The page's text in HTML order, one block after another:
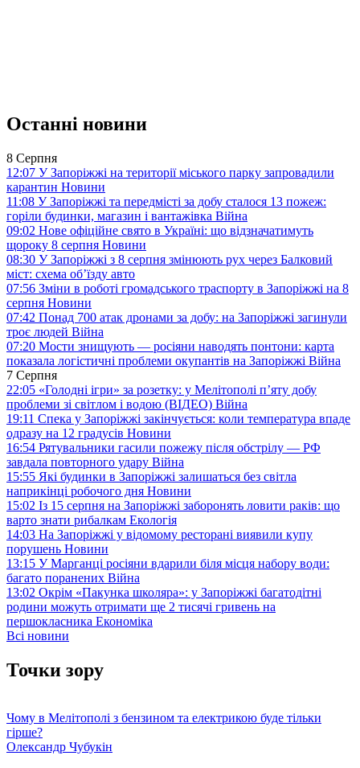
Останні новини
8 Серпня
12:07 У Запоріжжі на території міського парку запровадили
карантин Новини
11:08 У Запоріжжі та передмісті за добу сталося 13 пожеж:
горіли будинки, магазин і вантажівка Війна
09:02 Нове офіційне свято в Україні: що відзначатимуть
щороку 8 серпня Новини
08:30 У Запоріжжі з 8 серпня змінюють рух через Балковий
міст: схема об’їзду авто
07:56 Зміни в роботі громадського траспорту в Запоріжжі на 8
серпня Новини
07:42 Понад 700 атак дронами за добу: на Запоріжжі загинули
троє людей Війна
07:20 Мости знищують — росіяни наводять понтони: карта
показала логістичні проблеми окупантів на Запоріжжі Війна
7 Серпня
22:05 «Голодні ігри» за розетку: у Мелітополі п’яту добу
проблеми зі світлом і водою (ВІДЕО) Війна
19:11 Спека у Запоріжжі закінчується: коли температура впаде
одразу на 12 градусів Новини
16:54 Рятувальники гасили пожежу після обстрілу — РФ
завдала повторного удару Війна
15:55 Які будинки в Запоріжжі залишаться без світла
наприкінці робочого дня Новини
15:02 Із 15 серпня на Запоріжжі заборонять ловити раків: що
варто знати рибалкам Екологія
14:03 На Запоріжжі у відомому ресторані виявили купу
порушень Новини
13:15 У Марганці росіяни вдарили біля місця набору води:
багато поранених Війна
13:02 Окрім «Пакунка школяра»: у Запоріжжі багатодітні
родини можуть отримати ще 2 тисячі гривень на
першокласника Економіка
Всі новини
Точки зору
Чому в Мелітополі з бензином та електрикою буде тільки
гірше?
Олександр Чубукін